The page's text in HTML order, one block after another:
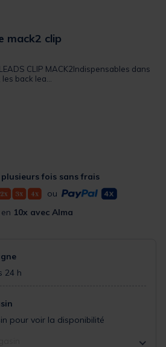
mack2 clip
Rating
CLIP MACK2Indispensables dans
back lea...
plusieurs fois sans frais
ou
ou en 10x avec Alma
24 h
pour voir la disponibilité